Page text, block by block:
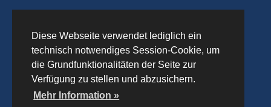
Diese Webseite verwendet lediglich ein
technisch notwendiges Session-Cookie, um
die Grundfunktionalitäten der Seite zur
Verfügung zu stellen und abzusichern.
Mehr Information »